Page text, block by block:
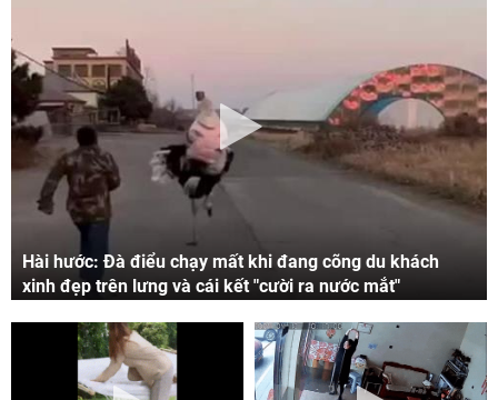
Hài hước: Đà điểu chạy mất khi đang cõng du khách
xinh đẹp trên lưng và cái kết "cười ra nước mắt"